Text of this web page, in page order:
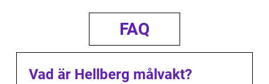
FAQ
Vad är Hellberg målvakt?